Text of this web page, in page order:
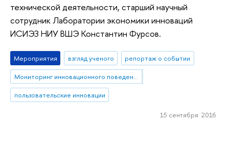
технической деятельности, старший научный
сотрудник Лаборатории экономики инноваций
ИСИЭЗ НИУ ВШЭ Константин Фурсов.
Мероприятия взгляд ученого
репортаж о событии
Мониторинг инновационного поведения населения
пользовательские инновации
15 сентября 2016